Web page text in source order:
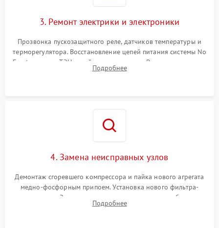
3. Ремонт электрики и электроники
Прозвонка пускозащитного реле, датчиков температуры и
терморегулятора. Восстановление цепей питания системы No
Frost, включая ТЭН оттайки и вентилятор. Ремонт или замена
платы управления при сбоях алгоритмов.
Подробнее
4. Замена неисправных узлов
Демонтаж сгоревшего компрессора и пайка нового агрегата
медно-фосфорным припоем. Установка нового фильтра-
осушителя. Замена изношенных вентиляторов обдува,
сломанных заслонок или поврежденных дверных петель.
Подробнее